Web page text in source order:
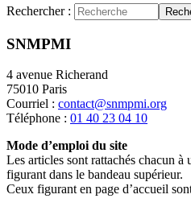
Rechercher :
SNMPMI
4 avenue Richerand
75010 Paris
Courriel : contact@snmpmi.org
Téléphone : 01 40 23 04 10
Mode d’emploi du site
Les articles sont rattachés chacun à
figurant dans le bandeau supérieur.
Ceux figurant en page d’accueil